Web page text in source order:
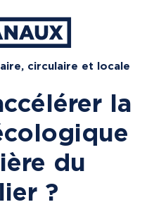
circulaire et locale
la
du
?